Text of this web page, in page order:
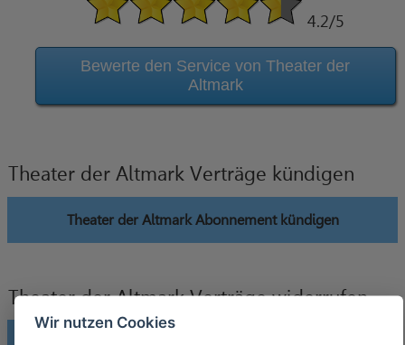
4.2/5
Bewerte den Service von Theater der
Altmark
Theater der Altmark Verträge kündigen
Theater der Altmark Abonnement kündigen
Theater der Altmark Verträge widerrufen
Wir nutzen Cookies